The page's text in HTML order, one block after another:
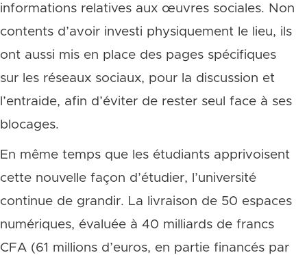
informations relatives aux œuvres sociales. Non
contents d’avoir investi physiquement le lieu, ils
ont aussi mis en place des pages spécifiques
sur les réseaux sociaux, pour la discussion et
l’entraide, afin d’éviter de rester seul face à ses
blocages.
En même temps que les étudiants apprivoisent
cette nouvelle façon d’étudier, l’université
continue de grandir. La livraison de 50 espaces
numériques, évaluée à 40 milliards de francs
CFA (61 millions d’euros, en partie financés par